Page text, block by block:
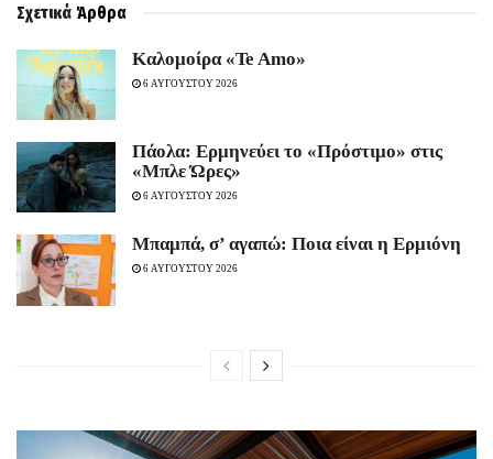
Σχετικά Άρθρα
Καλομοίρα «Te Amo»
6 ΑΥΓΟΥΣΤΟΥ 2026
Πάολα: Ερμηνεύει το «Πρόστιμο» στις
«Μπλε Ώρες»
6 ΑΥΓΟΥΣΤΟΥ 2026
Μπαμπά, σ’ αγαπώ: Ποια είναι η Ερμιόνη
6 ΑΥΓΟΥΣΤΟΥ 2026